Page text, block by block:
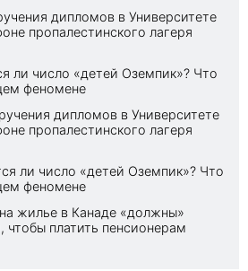
дипломов в Университете
пропалестинского лагеря
ли число «детей Оземпик»? Что
феномене
дипломов в Университете
пропалестинского лагеря
ли число «детей Оземпик»? Что
феномене
жилье в Канаде «должны»
чтобы платить пенсионерам